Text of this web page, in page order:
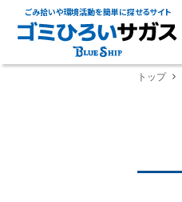
ごみ拾いや環境活動を簡単に探せるサイト
トップ